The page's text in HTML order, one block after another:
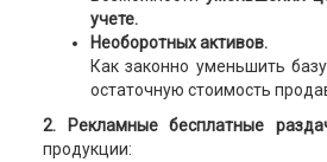
учете.
Необоротных активов.
Как законно уменьшить
остаточную стоимость
2. Рекламные бесплатные
продукции: